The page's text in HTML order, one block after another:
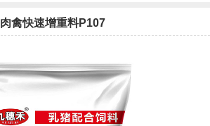
肉禽快速增重料P107